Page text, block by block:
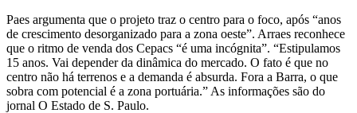
Paes argumenta que o projeto traz o centro para o foco, após “anos
de crescimento desorganizado para a zona oeste”. Arraes reconhece
que o ritmo de venda dos Cepacs “é uma incógnita”. “Estipulamos
15 anos. Vai depender da dinâmica do mercado. O fato é que no
centro não há terrenos e a demanda é absurda. Fora a Barra, o que
sobra com potencial é a zona portuária.” As informações são do
jornal O Estado de S. Paulo.